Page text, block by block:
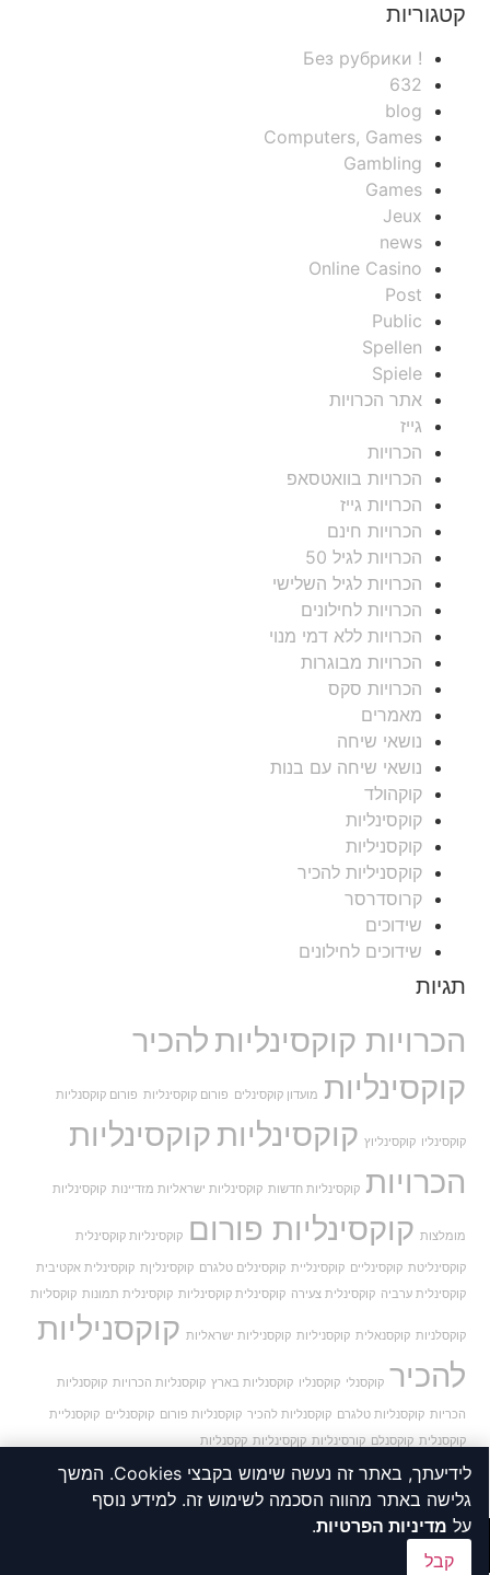
קטגוריות
! Без рубрики
632
blog
Computers, Games
Gambling
Games
Jeux
news
Online Casino
Post
Public
Spellen
Spiele
אתר הכרויות
גייז
הכרויות
הכרויות בוואטסאפ
הכרויות גייז
הכרויות חינם
הכרויות לגיל 50
הכרויות לגיל השלישי
הכרויות לחילונים
הכרויות ללא דמי מנוי
הכרויות מבוגרות
הכרויות סקס
מאמרים
נושאי שיחה
נושאי שיחה עם בנות
קוקהולד
קוקסינליות
קוקסניליות
קוקסניליות להכיר
קרוסדרסר
שידוכים
שידוכים לחילונים
תגיות
הכרויות קוקסינליות להכיר
קוקסינליות מועדון קוקסינלים פורום קוקסינליות פורום קוקסנליות
קוקסינליו קוקסינליוץ קוקסינליות קוקסינליות
הכרויות קוקסינליות חדשות קוקסינליות ישראליות מזדיינות קוקסינליות
מומלצות קוקסינליות פורום קוקסינליות קוקסינלית
קוקסינליטת קוקסינליים קוקסינליית קוקסינלים טלגרם קוקסינליןת קוקסינלית אקטיבית
קוקסינלית ערביה קוקסינלית צעירה קוקסינלית קוקסינליות קוקסינלית תמונות קוקסליות
קוקסלניות קוקסנאלית קוקסניליות קוקסניליות ישראליות קוקסניליות
להכיר קוקסנלי קוקסנליו קוקסנליות בארץ קוקסנליות הכרויות קוקסנליות
הכריות קוקסנליות טלגרם קוקסנליות להכיר קוקסנליות פורום קוקסנליים קוקסנליית
קוקסנלית קוקסנלם קורסינליות קןקסינליות קקסנליות
© 2026 SOMETHING TO SAY
לידיעתך, באתר זה נעשה שימוש בקבצי Cookies. המשך
גלישה באתר מהווה הסכמה לשימוש זה. למידע נוסף
על מדיניות הפרטיות.
קבל